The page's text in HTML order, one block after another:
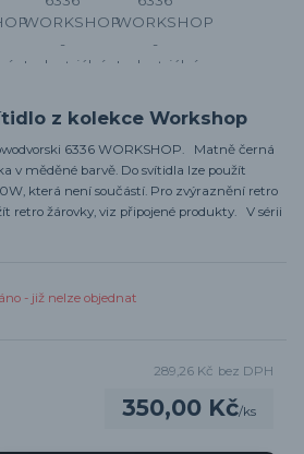
z kolekce Workshop
6336 WORKSHOP. Matně černá
v měděné barvě. Do svítidla lze použít
která není součástí. Pro zvýraznění retro
retro žárovky, viz připojené produkty. V sérii
- již nelze objednat
350,00 Kč/ks
289,26 Kč bez DPH